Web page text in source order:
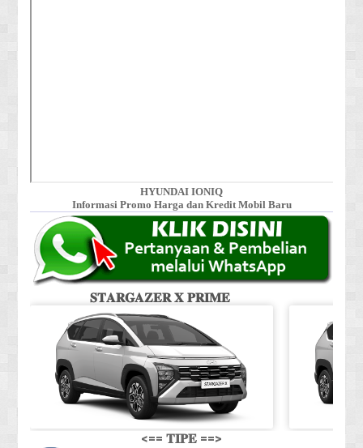
HYUNDAI IONIQ
Informasi Promo Harga dan Kredit Mobil Baru
𝐒𝐓𝐀𝐑𝐆𝐀𝐙𝐄𝐑 𝐗 𝐏𝐑𝐈𝐌𝐄
<== 𝐓𝐈𝐏𝐄 ==>